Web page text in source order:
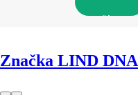
Značka LIND DNA